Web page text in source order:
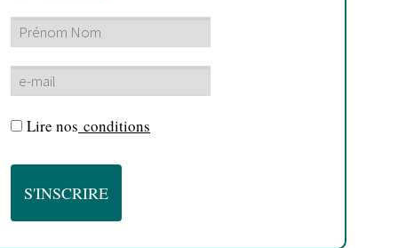
Lire nos conditions